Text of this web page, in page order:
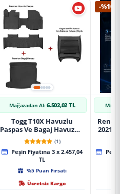
Mağazadan Al: 6.502,02 TL
Togg T10X Havuzlu
Paspas Ve Bagaj Havuzu +
Siyah Organizer
(1)
Peşin Fiyatına 3 x 2.457,04
TL
%5 Puan Fırsatı
Ücretsiz Kargo
-%10
2021